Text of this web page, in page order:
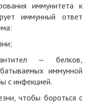
иммунитета к
иммунный ответ
— белков,
иммунной
с инфекцией.
чтобы бороться с